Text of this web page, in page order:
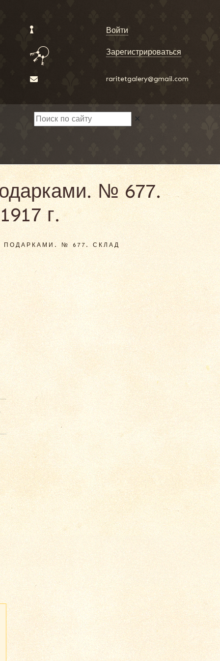
Войти
Зарегистрироваться
raritetgalery@gmail.com
✕
№ 677.
г.
№ 677. СКЛАД